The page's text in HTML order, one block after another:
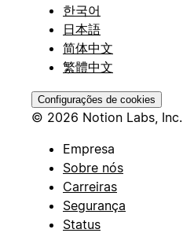
한국어
日本語
简体中文
繁體中文
Configurações de cookies
© 2026 Notion Labs, Inc.
Empresa
Sobre nós
Carreiras
Segurança
Status